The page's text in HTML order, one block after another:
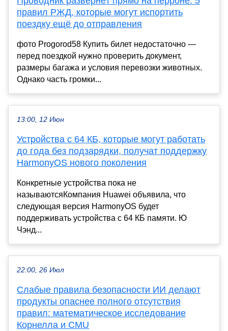
правил РЖД, которые могут испортить
поездку ещё до отправления
фото Progorod58 Купить билет недостаточно —
перед поездкой нужно проверить документ,
размеры багажа и условия перевозки животных.
Однако часть громки...
13:00, 12 Июн
Устройства с 64 КБ, которые могут работать
до года без подзарядки, получат поддержку
HarmonyOS нового поколения
Конкретные устройства пока не
называютсяКомпания Huawei объявила, что
следующая версия HarmonyOS будет
поддерживать устройства с 64 КБ памяти. Ю
Чэнд...
22:00, 26 Июл
Слабые правила безопасности ИИ делают
продукты опаснее полного отсутствия
правил: математическое исследование
Корнелла и CMU